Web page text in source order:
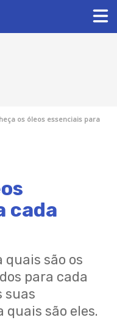
os óleos essenciais para
cada
são os
para cada
suas
são eles.